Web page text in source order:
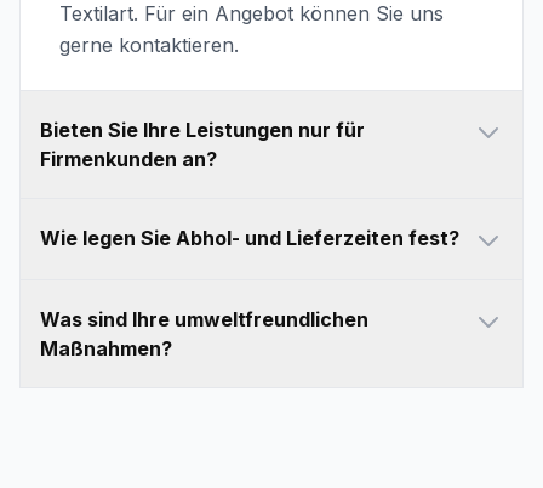
Textilart. Für ein Angebot können Sie uns
gerne kontaktieren.
Bieten Sie Ihre Leistungen nur für
Firmenkunden an?
Wie legen Sie Abhol- und Lieferzeiten fest?
Was sind Ihre umweltfreundlichen
Maßnahmen?